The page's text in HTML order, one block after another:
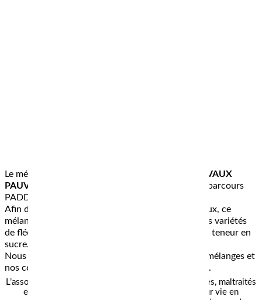
Le mélange qu’elle utilise :
Mélange PÂTURE CHEVAUX
PAUVRE EN SUCRE
– 85% Bio – Pour pâtures et parcours
PADDOCK-PARADISE
Afin de préserver l’équilibre alimentaire des chevaux, ce
mélange ne contient pas de Ray-grass et utilise des variétés
de fléoles anciennes sélectionnées pour leur faible teneur en
sucre.
Nous accompagnons MMe Boullais à travers nos mélanges et
nos conseils pour la mise en place de ses parcelles.
L’association IDAHO accueille des chevaux handicapés, maltraités
et âgés pour qu’ils puissent finir paisiblement leur vie en